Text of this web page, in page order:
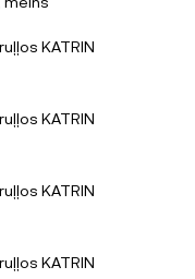
KATRIN
KATRIN
KATRIN
KATRIN